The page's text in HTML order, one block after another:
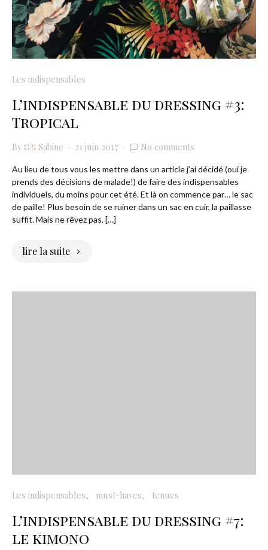
Les indispensables
L’indispensable du dressing #3:
Tropical
By Sabine 21 juin 2017 No comments
Au lieu de tous vous les mettre dans un article j’ai décidé (oui je
prends des décisions de malade!) de faire des indispensables
individuels, du moins pour cet été. Et là on commence par… le sac
de paille! Plus besoin de se ruiner dans un sac en cuir, la paillasse
suffit. Mais ne rêvez pas, […]
lire la suite
Les indispensables must-haves tenues
L’indispensable du dressing #7:
le kimono